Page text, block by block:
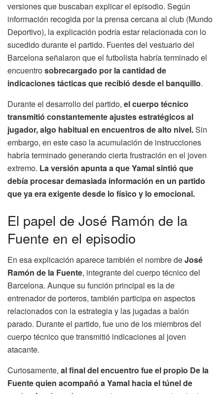
versiones que buscaban explicar el episodio. Según
información recogida por la prensa cercana al club (Mundo
Deportivo), la explicación podría estar relacionada con lo
sucedido durante el partido. Fuentes del vestuario del
Barcelona señalaron que el futbolista habría terminado el
encuentrosobrecargado por la cantidad de
indicaciones tácticas que recibió desde el banquillo.
Durante el desarrollo del partido, el cuerpo técnico
transmitió constantemente ajustes estratégicos al
jugador, algo habitual en encuentros de alto nivel.Sin
embargo, en este caso la acumulación de instrucciones
habría terminado generando cierta frustración en el joven
extremo. La versión apunta a que Yamal sintió que
debía procesar demasiada información en un partido
que ya era exigente desde lo físico y lo emocional.
El papel de José Ramón de la
Fuente en el episodio
En esa explicación aparece también el nombre deJosé
Ramón de la Fuente, integrante del cuerpo técnico del
Barcelona. Aunque su función principal es la de
entrenador de porteros, también participa en aspectos
relacionados con la estrategia y las jugadas a balón
parado. Durante el partido, fue uno de los miembros del
cuerpo técnico que transmitió indicaciones al joven
atacante.
Curiosamente, al final del encuentro fue el propio De la
Fuente quien acompañó a Yamal hacia el túnel de